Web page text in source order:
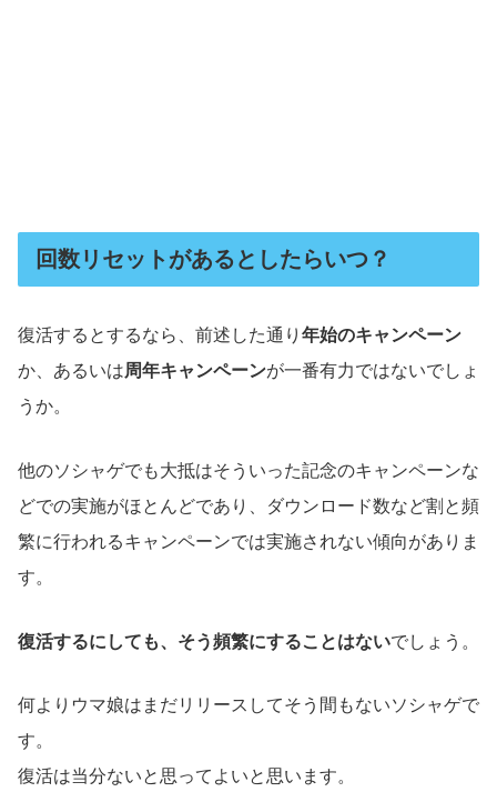
回数リセットがあるとしたらいつ？
復活するとするなら、前述した通り 年始のキャンペーン
か、あるいは周年キャンペーンが一番有力ではないでしょ
うか。
他のソシャゲでも大抵はそういった記念のキャンペーンな
どでの実施がほとんどであり、ダウンロード数など割と頻
繁に行われるキャンペーンでは実施されない傾向がありま
す。
復活するにしても、そう頻繁にすることはないでしょう。
何よりウマ娘はまだリリースしてそう間もないソシャゲで
す。
復活は当分ないと思ってよいと思います。